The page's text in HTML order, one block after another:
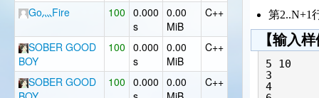
Go灬Fire 100 0.000
s
0.00
MiB
C++
SOBER GOOD
BOY
100 0.000
s
0.00
MiB
C++
SOBER GOOD
100 0.000 0.00
C++
第2..N+1
【输入
5 10
3
4